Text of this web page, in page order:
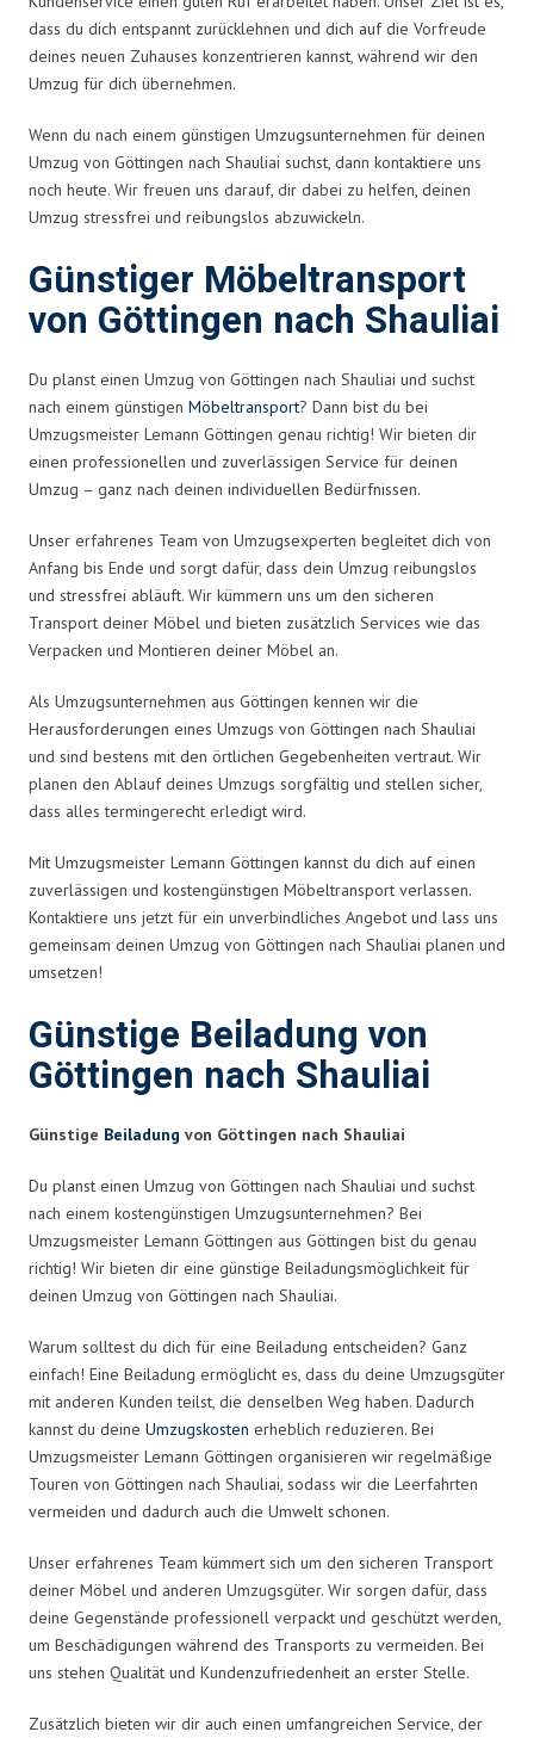
dass du dich entspannt zurücklehnen und dich auf die Vorfreude
deines neuen Zuhauses konzentrieren kannst, während wir den
Umzug für dich übernehmen.
Wenn du nach einem günstigen Umzugsunternehmen für deinen
Umzug von Göttingen nach Shauliai suchst, dann kontaktiere uns
noch heute. Wir freuen uns darauf, dir dabei zu helfen, deinen
Umzug stressfrei und reibungslos abzuwickeln.
Günstiger Möbeltransport
von Göttingen nach Shauliai
Du planst einen Umzug von Göttingen nach Shauliai und suchst
nach einem günstigen Möbeltransport? Dann bist du bei
Umzugsmeister Lemann Göttingen genau richtig! Wir bieten dir
einen professionellen und zuverlässigen Service für deinen
Umzug – ganz nach deinen individuellen Bedürfnissen.
Unser erfahrenes Team von Umzugsexperten begleitet dich von
Anfang bis Ende und sorgt dafür, dass dein Umzug reibungslos
und stressfrei abläuft. Wir kümmern uns um den sicheren
Transport deiner Möbel und bieten zusätzlich Services wie das
Verpacken und Montieren deiner Möbel an.
Als Umzugsunternehmen aus Göttingen kennen wir die
Herausforderungen eines Umzugs von Göttingen nach Shauliai
und sind bestens mit den örtlichen Gegebenheiten vertraut. Wir
planen den Ablauf deines Umzugs sorgfältig und stellen sicher,
dass alles termingerecht erledigt wird.
Mit Umzugsmeister Lemann Göttingen kannst du dich auf einen
zuverlässigen und kostengünstigen Möbeltransport verlassen.
Kontaktiere uns jetzt für ein unverbindliches Angebot und lass uns
gemeinsam deinen Umzug von Göttingen nach Shauliai planen und
umsetzen!
Günstige Beiladung von
Göttingen nach Shauliai
Günstige Beiladung von Göttingen nach Shauliai
Du planst einen Umzug von Göttingen nach Shauliai und suchst
nach einem kostengünstigen Umzugsunternehmen? Bei
Umzugsmeister Lemann Göttingen aus Göttingen bist du genau
richtig! Wir bieten dir eine günstige Beiladungsmöglichkeit für
deinen Umzug von Göttingen nach Shauliai.
Warum solltest du dich für eine Beiladung entscheiden? Ganz
einfach! Eine Beiladung ermöglicht es, dass du deine Umzugsgüter
mit anderen Kunden teilst, die denselben Weg haben. Dadurch
kannst du deine Umzugskosten erheblich reduzieren. Bei
Umzugsmeister Lemann Göttingen organisieren wir regelmäßige
Touren von Göttingen nach Shauliai, sodass wir die Leerfahrten
vermeiden und dadurch auch die Umwelt schonen.
Unser erfahrenes Team kümmert sich um den sicheren Transport
deiner Möbel und anderen Umzugsgüter. Wir sorgen dafür, dass
deine Gegenstände professionell verpackt und geschützt werden,
um Beschädigungen während des Transports zu vermeiden. Bei
uns stehen Qualität und Kundenzufriedenheit an erster Stelle.
Zusätzlich bieten wir dir auch einen umfangreichen Service, der